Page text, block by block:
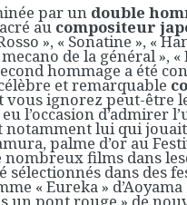
par un double
au compositeur
», « Sonatine », «
de la général », «
hommage a été
et remarquable
vous ignorez peut-être
l’occasion d’admirer
notamment lui qui
palme d’or au
nombreux films dans
sélectionnés dans des
« Eureka » d’Aoyama
un pont rouge » de